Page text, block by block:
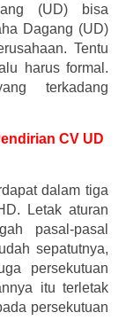
(UD) bisa
Dagang (UD)
Tentu
harus formal.
terkadang
CV UD
dalam tiga
Letak aturan
pasal-pasal
sepatutnya,
persekutuan
itu terletak
persekutuan